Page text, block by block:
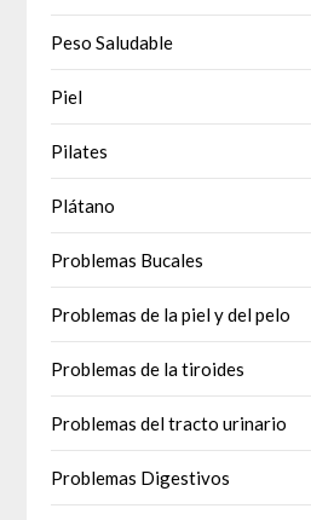
Peso Saludable
Piel
Pilates
Plátano
Problemas Bucales
Problemas de la piel y del pelo
Problemas de la tiroides
Problemas del tracto urinario
Problemas Digestivos